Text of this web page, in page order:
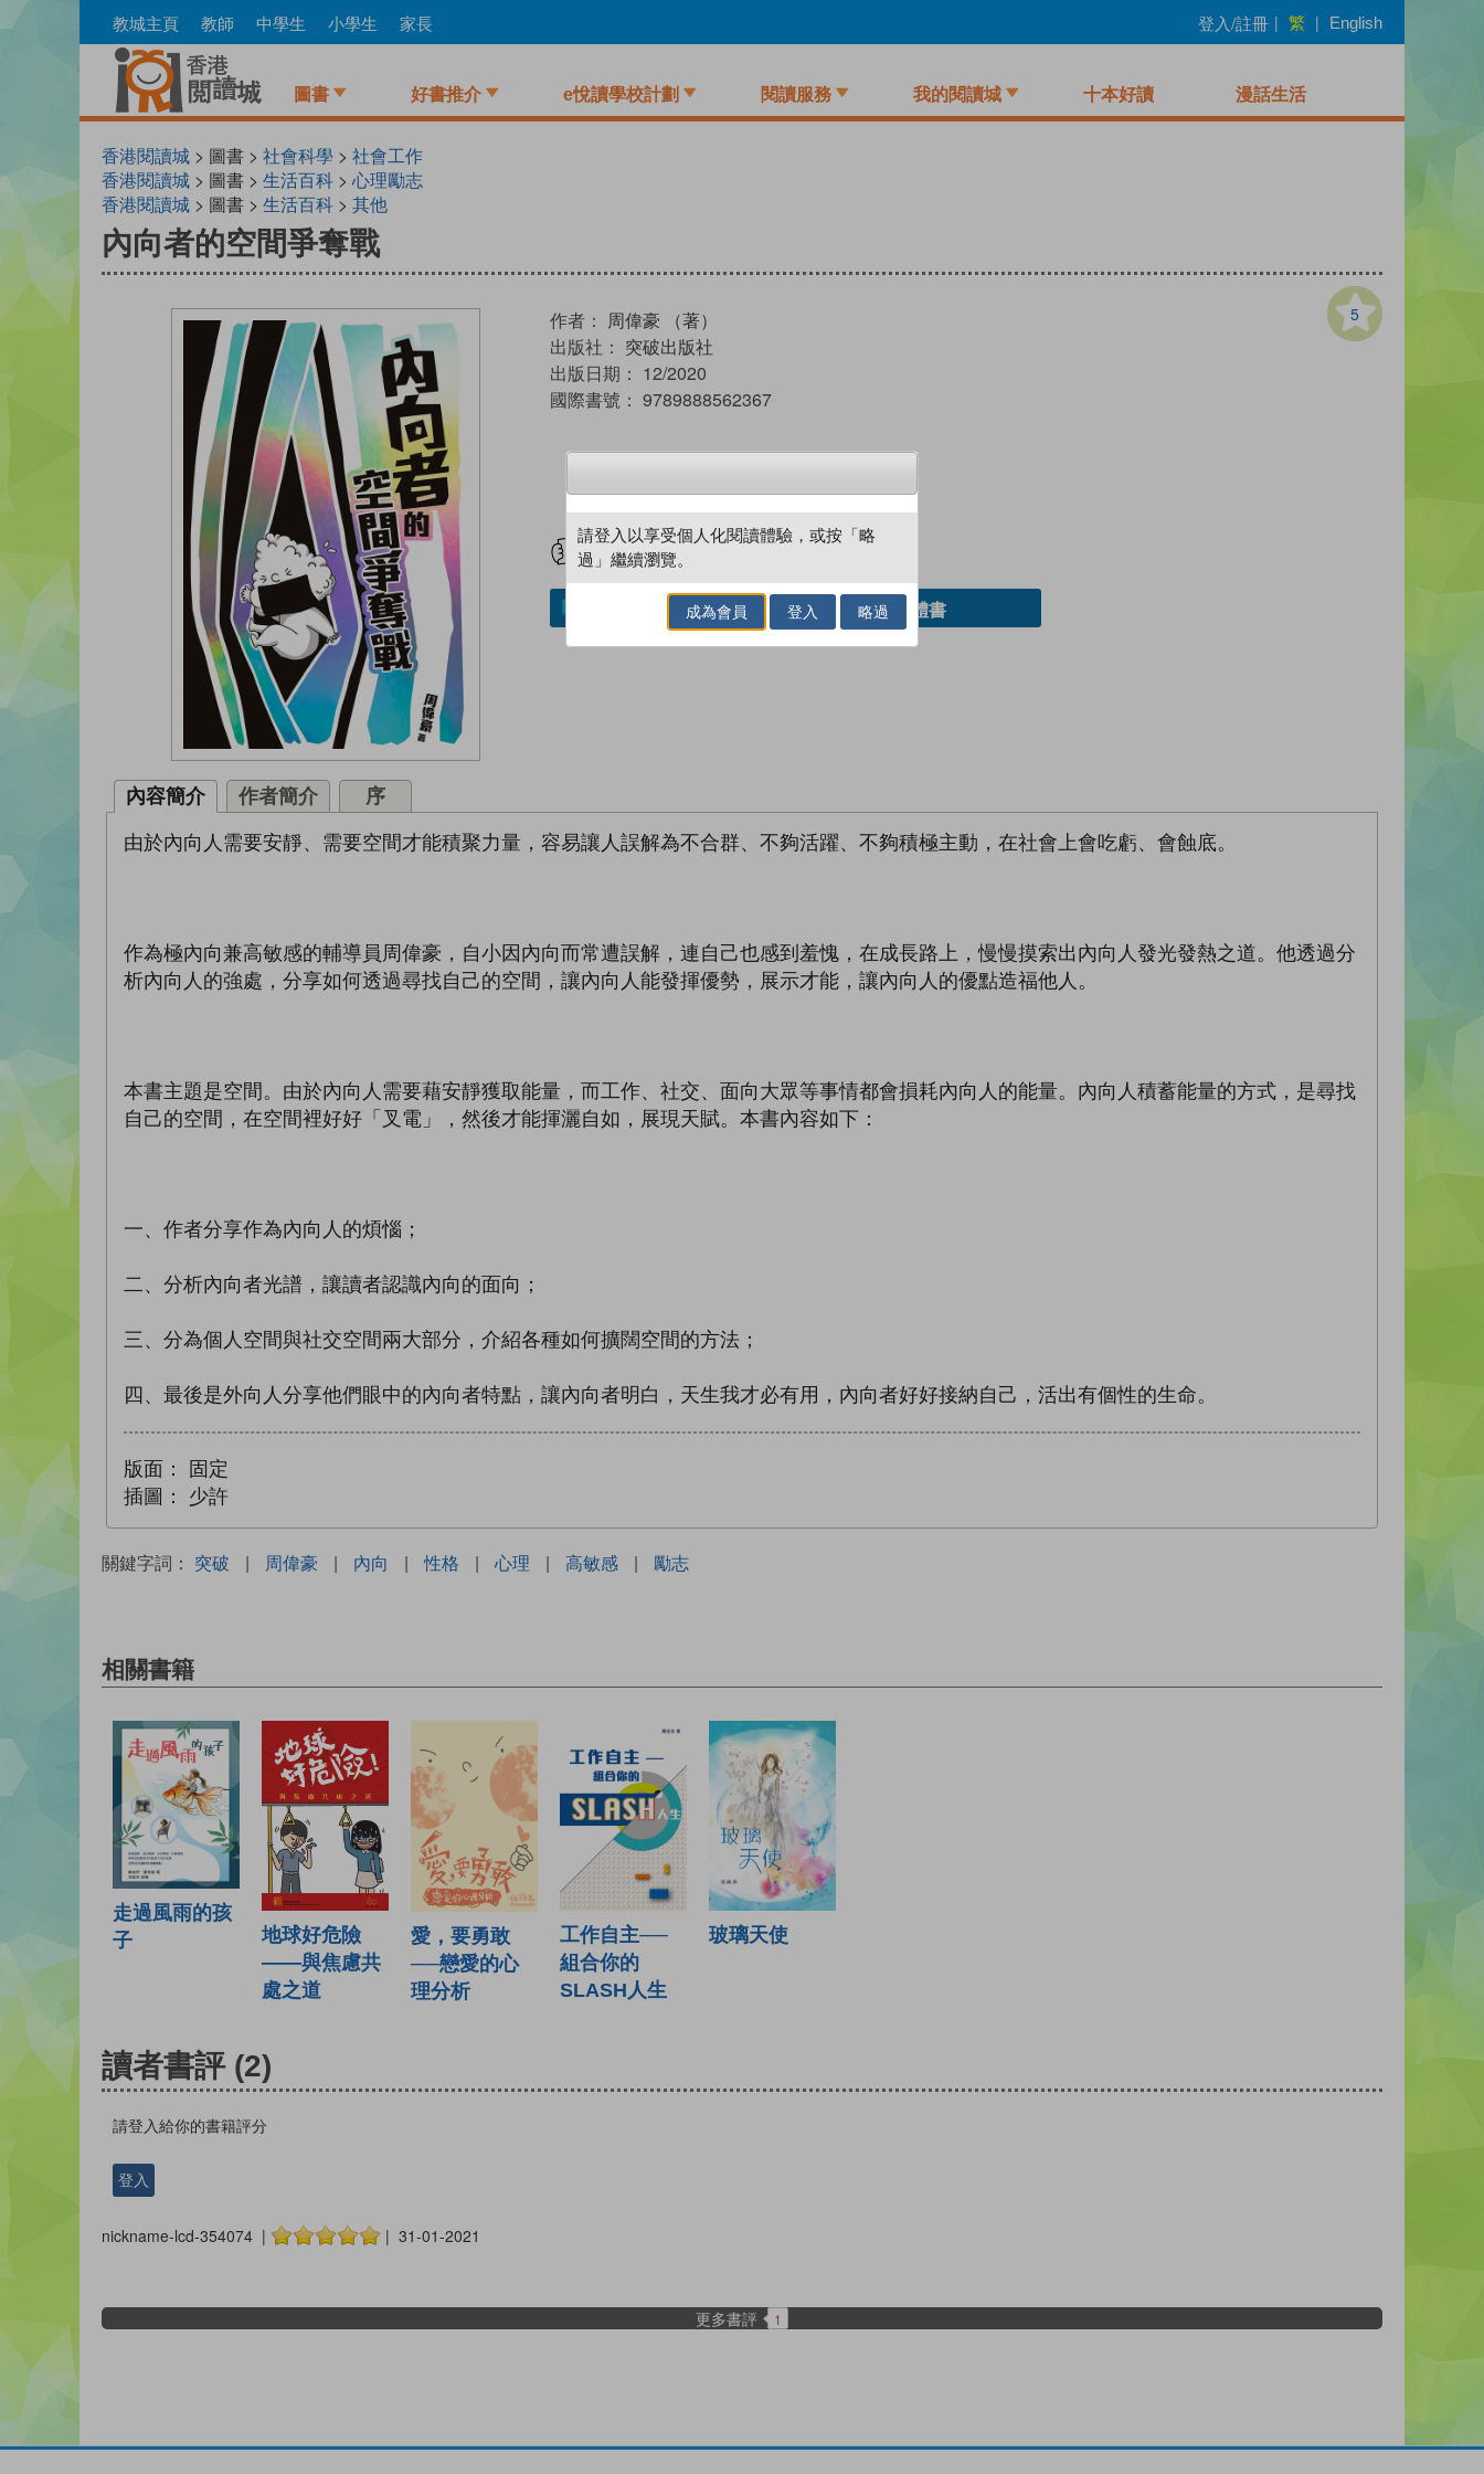
to
教城主頁 教師 中學生 小學生 家長 登入/註冊 | 繁 | English
圖書 好書推介 e悅讀學校計劃 閱讀服務 我的閱讀城 十本好讀 漫話生活
香港閱讀城 > 圖書 > 社會科學 > 社會工作
香港閱讀城 > 圖書 > 生活百科 > 心理勵志
香港閱讀城 > 圖書 > 生活百科 > 其他
內向者的空間爭奪戰
5
作者： 周偉豪 （著）
出版社： 突破出版社
出版日期： 12/2020
國際書號： 9789888562367
試閲 加入閱讀紀錄
加入／閱讀電子書 借閱實體書
內容簡介 作者簡介 序
由於內向人需要安靜、需要空間才能積聚力量，容易讓人誤解為不合群、不夠活躍、不夠積極主動，在社會上會吃虧、會蝕底。
作為極內向兼高敏感的輔導員周偉豪，自小因內向而常遭誤解，連自己也感到羞愧，在成長路上，慢慢摸索出內向人發光發熱之道。他透過分
析內向人的強處，分享如何透過尋找自己的空間，讓內向人能發揮優勢，展示才能，讓內向人的優點造福他人。
本書主題是空間。由於內向人需要藉安靜獲取能量，而工作、社交、面向大眾等事情都會損耗內向人的能量。內向人積蓄能量的方式，是尋找
自己的空間，在空間裡好好「叉電」，然後才能揮灑自如，展現天賦。本書內容如下：
一、作者分享作為內向人的煩惱；
二、分析內向者光譜，讓讀者認識內向的面向；
三、分為個人空間與社交空間兩大部分，介紹各種如何擴闊空間的方法；
四、最後是外向人分享他們眼中的內向者特點，讓內向者明白，天生我才必有用，內向者好好接納自己，活出有個性的生命。
版面：
固定
插圖：
少許
關鍵字詞： 突破 | 周偉豪 | 內向 | 性格 | 心理 | 高敏感 | 勵志
相關書籍
走過風雨的孩
子
地球好危險
——與焦慮共
處之道
愛，要勇敢
──戀愛的心
理分析
工作自主──
組合你的
SLASH人生
玻璃天使
讀者書評 (2)
請登入給你的書籍評分
登入
nickname-lcd-354074 | | 31-01-2021
更多書評 1
請登入以享受個人化閱讀體驗，或按「略
過」繼續瀏覽。
成為會員 登入 略過